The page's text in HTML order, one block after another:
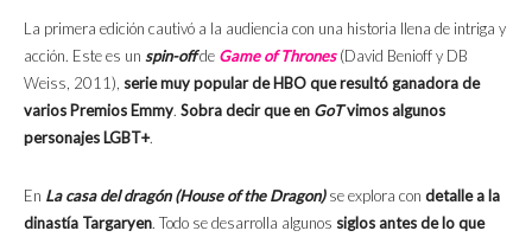
La primera edición cautivó a la audiencia con una historia llena de intriga y
acción. Este es un spin-offde Game of Thrones (David Benioff y DB
Weiss, 2011), serie muy popular de HBO que resultó ganadora de
varios Premios Emmy. Sobra decir que en GoTvimos algunos
personajes LGBT+.
En La casa del dragón (House of the Dragon)se explora con detalle a la
dinastía Targaryen. Todo se desarrolla algunos siglos antes de lo que